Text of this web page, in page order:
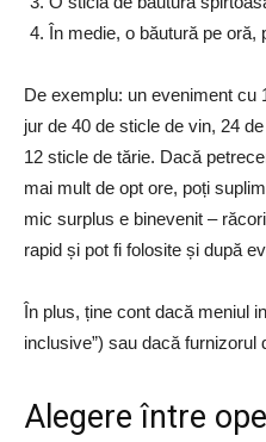
În medie, o băutură pe oră,
De exemplu: un eveniment cu
jur de 40 de sticle de vin, 24
12 sticle de tărie. Dacă
mai mult de opt ore, poți
mic surplus e binevenit –
rapid și pot fi folosite și după
În plus, ține cont dacă meniul
inclusive”) sau dacă furnizorul
Alegere între